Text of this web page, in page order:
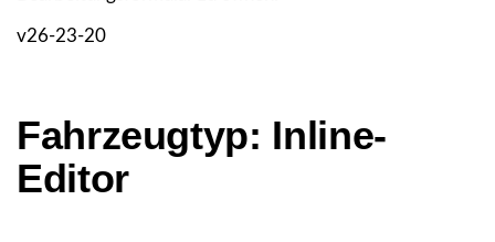
v26-23-20
Fahrzeugtyp: Inline-
Editor